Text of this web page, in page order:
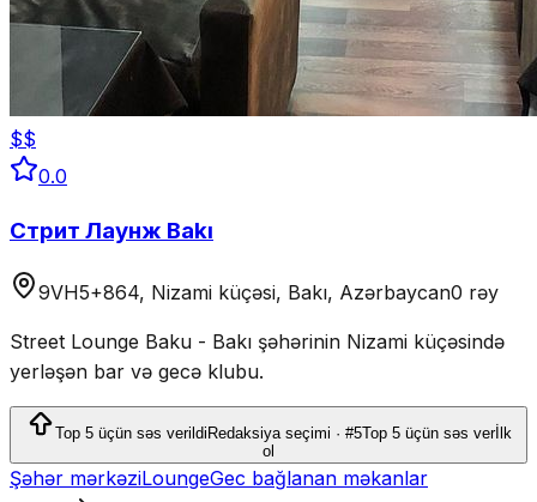
$$
0.0
Стрит Лаунж Bakı
9VH5+864, Nizami küçəsi, Bakı, Azərbaycan0 rəy
Street Lounge Baku - Bakı şəhərinin Nizami küçəsində
yerləşən bar və gecə klubu.
Top 5 üçün səs verildi Redaksiya seçimi · #5Top 5 üçün səs verİlk
ol
Şəhər mərkəziLoungeGec bağlanan məkanlar